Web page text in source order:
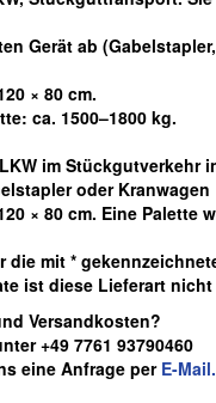
Gerät ab
× 80 cm.
ca. 1500–1800 kg.
im Stückgutverkehr
oder Kranwagen
× 80 cm. Eine Palette
die mit *
ist diese Lieferart
Versandkosten?
+49 7761 93790460
eine Anfrage per E-Mail.